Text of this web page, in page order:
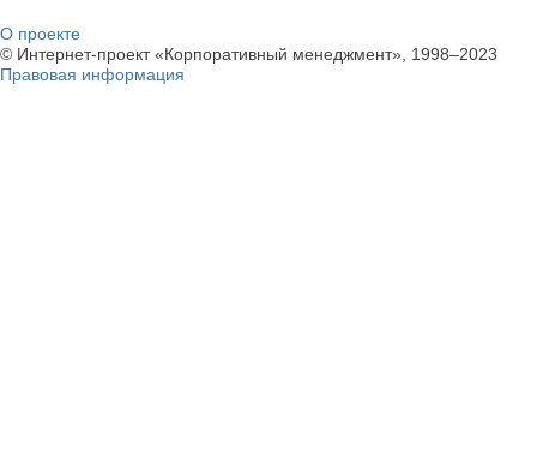
О проекте
© Интернет-проект «Корпоративный менеджмент», 1998–2023
Правовая информация